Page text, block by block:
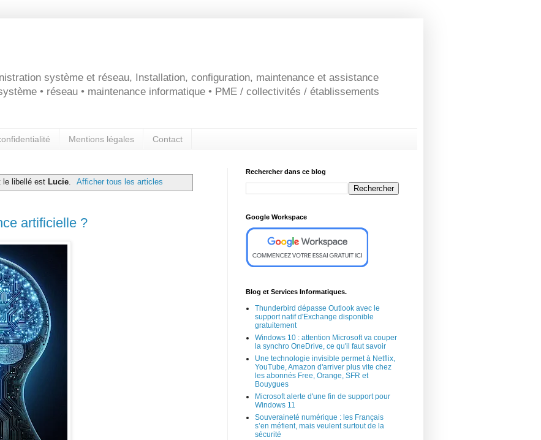
système et réseau, Installation, configuration, maintenance et assistance
• réseau • maintenance informatique • PME / collectivités / établissements
Mentions légales Contact
le libellé est Lucie. Afficher tous les articles
artificielle ?
Rechercher dans ce blog
Google Workspace
Blog et Services Informatiques.
Thunderbird dépasse Outlook avec le
support natif d'Exchange disponible
gratuitement
Windows 10 : attention Microsoft va couper
la synchro OneDrive, ce qu'il faut savoir
Une technologie invisible permet à Netflix,
YouTube, Amazon d'arriver plus vite chez
les abonnés Free, Orange, SFR et
Bouygues
Microsoft alerte d'une fin de support pour
Windows 11
Souveraineté numérique : les Français
s’en méfient, mais veulent surtout de la
sécurité